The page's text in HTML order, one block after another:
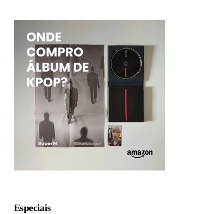
Especiais